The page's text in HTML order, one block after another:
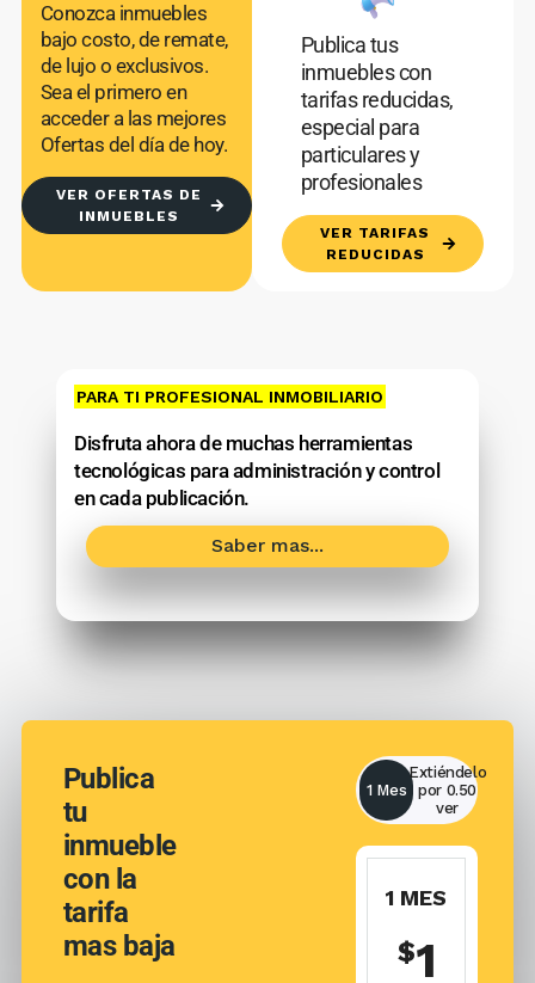
Conozca inmuebles
bajo costo, de remate,
de lujo o exclusivos.
Sea el primero en
acceder a las mejores
Ofertas del día de hoy.
VER OFERTAS DE
INMUEBLES
Publica tus
inmuebles con
tarifas reducidas,
especial para
particulares y
profesionales
VER TARIFAS
REDUCIDAS
PARA TI PROFESIONAL INMOBILIARIO
Disfruta ahora de muchas herramientas
tecnológicas para administración y control
en cada publicación.
Saber mas...
Publica
tu
inmueble
con la
tarifa
mas baja
1 Mes
Extiéndelo
por 0.50
ver
1 MES
$1
2 MESES
1.50